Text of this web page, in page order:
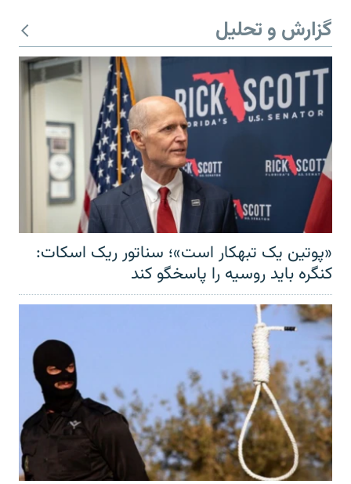
گزارش و تحلیل
«پوتین یک تبهکار است»؛ سناتور ریک اسکات:
کنگره باید روسیه را پاسخگو کند